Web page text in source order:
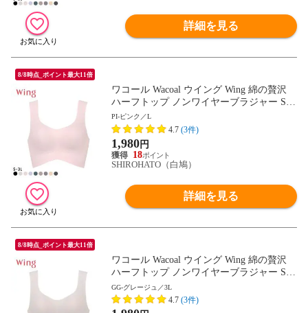
詳細を見る
8/8時点_ポイント最大11倍
ワコール Wacoal ウイング Wing 綿の贅沢
ハーフトップ ノンワイヤーブラジャー S-3
L ワイヤレスブラ 耐静電気 吸放湿
PI-ピンク／L
4.7 (3件)
1,980円
18
SHIROHATO（白鳩）
詳細を見る
8/8時点_ポイント最大11倍
ワコール Wacoal ウイング Wing 綿の贅沢
ハーフトップ ノンワイヤーブラジャー S-3
L ワイヤレスブラ 耐静電気 吸放湿
GG-グレージュ／3L
4.7 (3件)